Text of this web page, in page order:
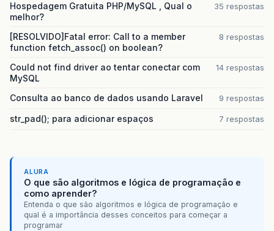
Hospedagem Gratuita PHP/MySQL , Qual o
melhor?
35 respostas
[RESOLVIDO]Fatal error: Call to a member
function fetch_assoc() on boolean?
8 respostas
Could not find driver ao tentar conectar com
MySQL
14 respostas
Consulta ao banco de dados usando Laravel 9 respostas
str_pad(); para adicionar espaços 7 respostas
ALURA
O que são algoritmos e lógica de programação e
como aprender?
Entenda o que são algoritmos e lógica de programação e
qual é a importância desses conceitos para começar a
programar